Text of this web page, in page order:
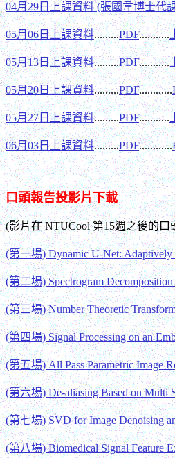
04月29日上課資料 (張國韋博士代
05月06日上課資料.........PDF...........
05月13日上課資料.........PDF...........
05月20日上課資料.........PDF............
05月27日上課資料.........PDF...........
06月03日上課資料.........PDF............
口頭報告投影片下載
(影片在 NTUCool 第15週之後的口
(第一場) Dynamic U-Net: Adaptively
(第二場) Spectrogram
(第三場) Number Theoretic
(第四場) Signal Processing on an
(第五場) All Pass Parametric Image
(第六場) De-aliasing Based on Multi
(第七場) SVD for Image Denoising
(第八場) Biomedical Signal Feature